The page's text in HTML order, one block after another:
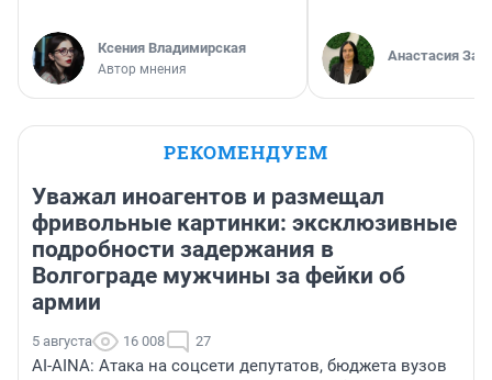
Ксения Владимирская
Автор мнения
Анастасия
РЕКОМЕНДУЕМ
Уважал иноагентов и размещал
фривольные картинки: эксклюзивные
подробности задержания в
Волгограде мужчины за фейки об
армии
5 августа 16 008 27
AI-AINA: Атака на соцсети депутатов, бюджета вузов